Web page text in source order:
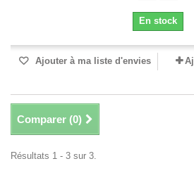
En stock
Ajouter à ma liste d'envies
Comparer (0)
Résultats 1 - 3 sur 3.